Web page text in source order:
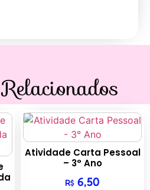
Atividade Carta Pessoal
– 3° Ano
R$ 6,50